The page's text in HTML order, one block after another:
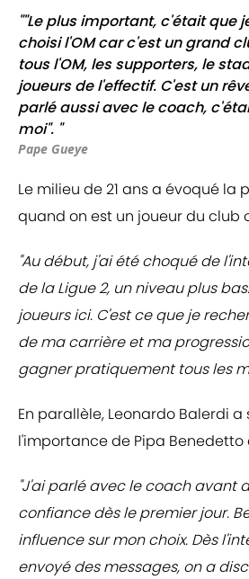
""Le plus important, c'était que
choisi l'OM car c'est un grand
tous l'OM, les supporters, le
joueurs de l'effectif. C'est un
parlé aussi avec le coach,
moi". "
Pape Gueye
Le milieu de 21 ans a évoqué la
quand on est un joueur du club
"Au début, j'ai été choqué de
de la Ligue 2, un niveau plus
joueurs ici. C'est ce que je
de ma carrière et ma
gagner pratiquement tous les
En parallèle, Leonardo Balerdi a
l'importance de Pipa Benedetto
"J'ai parlé avec le coach avant
confiance dès le premier jour.
influence sur mon choix. Dès
envoyé des messages, on a